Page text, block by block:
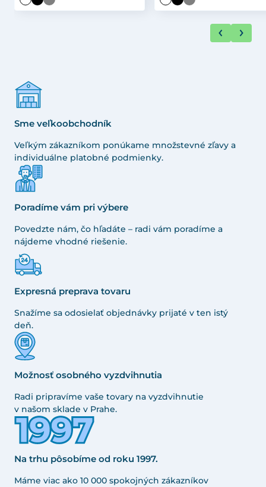
Sme veľkoobchodník
Veľkým zákazníkom ponúkame množstevné zľavy a
individuálne platobné podmienky.
Poradíme vám pri výbere
Povedzte nám, čo hľadáte – radi vám poradíme a
nájdeme vhodné riešenie.
Expresná preprava tovaru
Snažíme sa odosielať objednávky prijaté v ten istý
deň.
Možnosť osobného vyzdvihnutia
Radi pripravíme vaše tovary na vyzdvihnutie
v našom sklade v Prahe.
Na trhu pôsobíme od roku 1997.
Máme viac ako 10 000 spokojných zákazníkov